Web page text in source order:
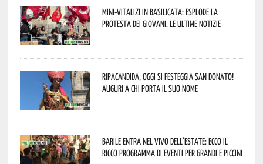
Mini-vitalizi in Basilicata: esplode la
protesta dei giovani. Le ultime notizie
Ripacandida, oggi si festeggia San Donato!
Auguri a chi porta il suo nome
Barile entra nel vivo dell’estate: ecco il
ricco programma di eventi per grandi e piccini